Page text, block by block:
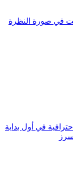
في صورة النظرة
في أول بداية